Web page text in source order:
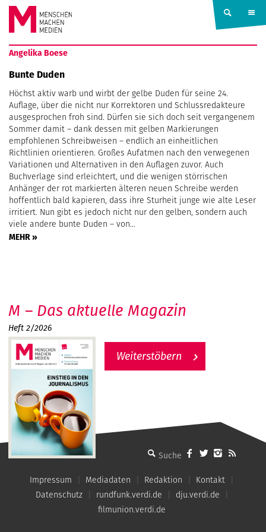
Springe zum Inhalt
MENSCHEN
MACHEN
MEDIEN
Angelika Boese
Bunte Duden
Höchst aktiv warb und wirbt der gelbe Duden für seine 24.
Auflage, über die nicht nur Korrektoren und Schlussredakteure
ausgesprochen froh sind. Dürfen sie sich doch seit vergangenem
Sommer damit – dank dessen mit gelben Markierungen
empfohlenen Schreibweisen – endlich an einheitlichen
Richtlinien orientieren. Großes Aufatmen nach den verwegenen
Variationen und Alternativen in den Auflagen zuvor. Auch
Buchverlage sind erleichtert, und die wenigen störrischen
Anhänger der rot markierten älteren neuen Schreibe werden
hoffentlich bald kapieren, dass ihre Sturheit junge wie alte Leser
irritiert. Nun gibt es jedoch nicht nur den gelben, sondern auch
viele andere bunte Duden – von…
MEHR »
MMM - Menschen machen Medien
M – Das aktuelle Magazin
Heft 2/2026
Weiterstöbern
Impressum Mediadaten Redaktion
Kontakt
Datenschutz
rundfunk.verdi.de
dju.verdi.de
filmunion.verdi.de